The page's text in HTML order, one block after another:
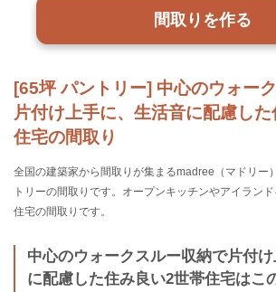
[65坪 パントリー] 中心のウォー
片付け上手に、生活音に配慮し
住宅の間取り
全国の建築家から間取りが集まるmadree（マドリー
トリーの間取りです。オープンキッチンやアイラン
住宅の間取りです。
中心のウォークスルー収納で片付
に配慮した住み良い2世帯住宅はこ
間取りを作る